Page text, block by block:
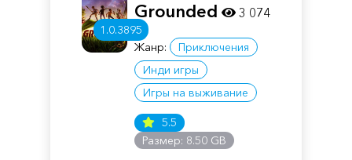
1.0.3895
Grounded
Жанр:
Приключения
Инди игры
Игры на выживание
5.5
Размер: 8.50 GB
3 074